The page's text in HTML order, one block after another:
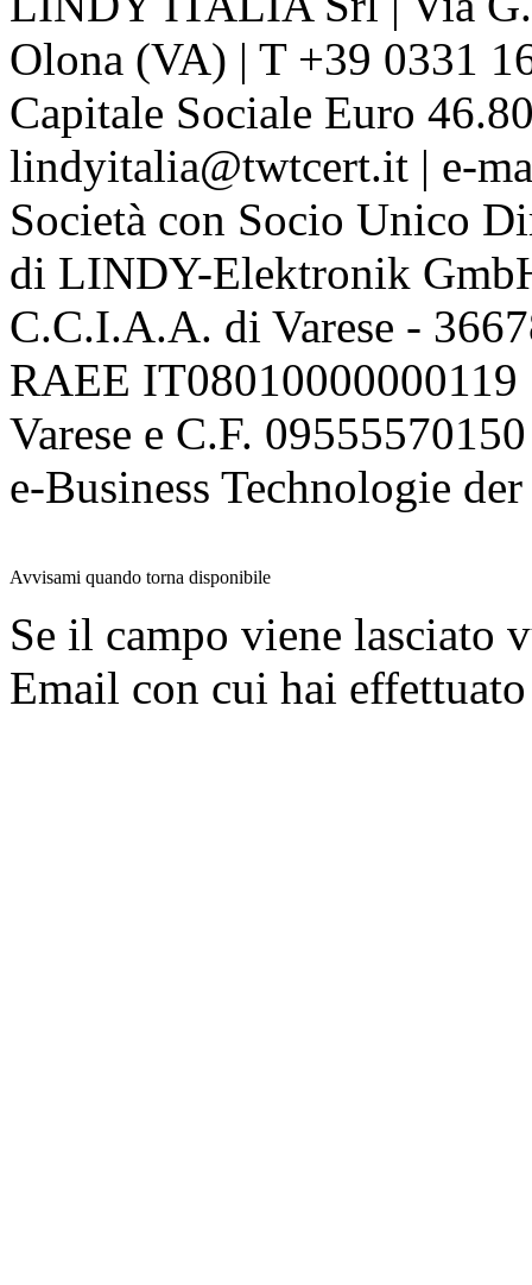
Olona (VA) | T +39 0331
Capitale Sociale Euro
lindyitalia@twtcert.it | e-
Società con Socio Unico
di LINDY-Elektronik
C.C.I.A.A. di Varese -
RAEE
Varese e C.F. 09555570150
e-Business Technologie
Avvisami quando torna disponibile
Se il campo viene lasciato
Email con cui hai